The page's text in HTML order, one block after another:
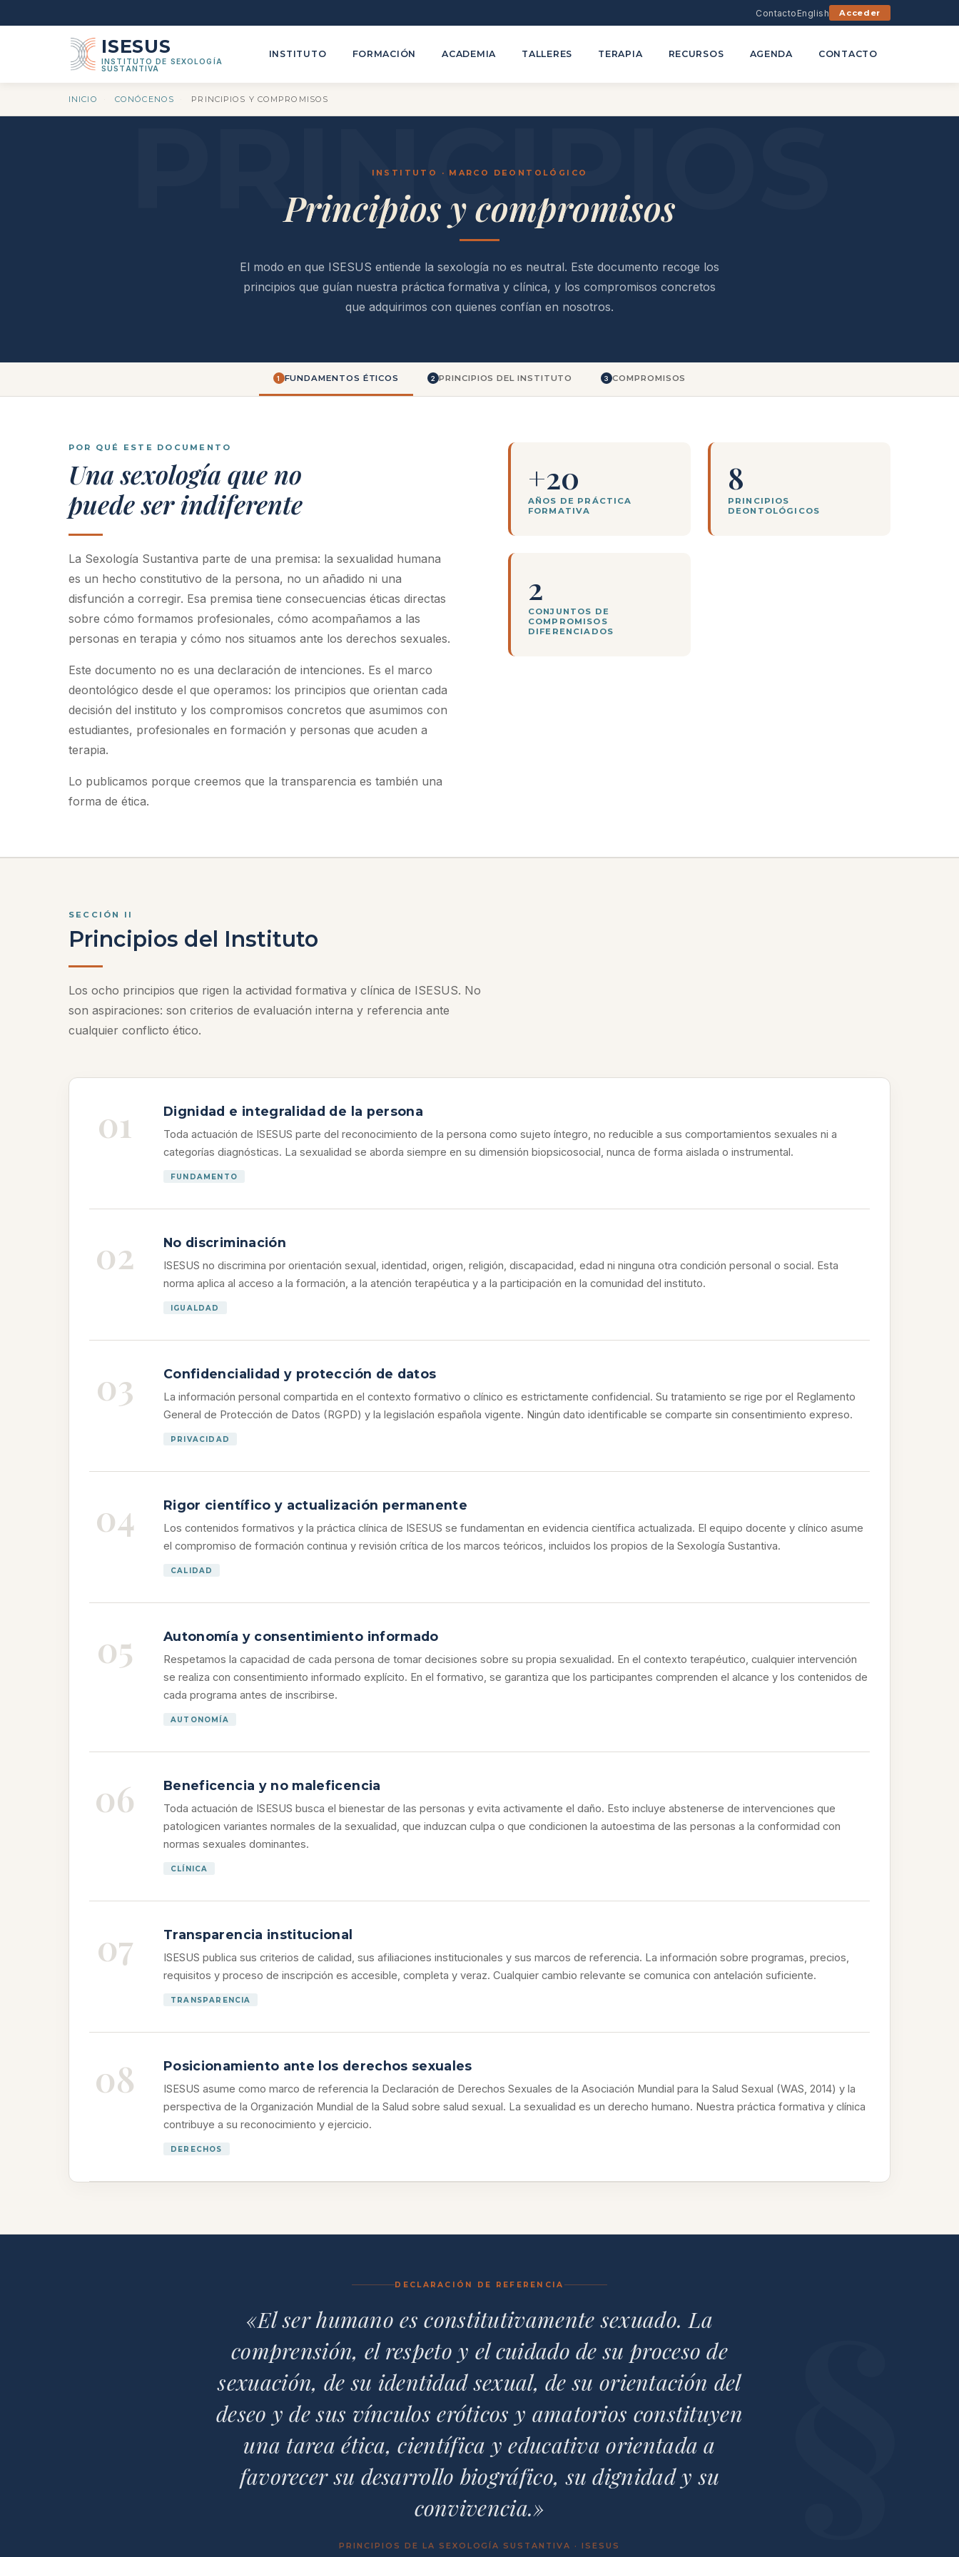
Contacto English Acceder
ISESUS
INSTITUTO DE SEXOLOGÍA
SUSTANTIVA
INSTITUTO FORMACIÓN ACADEMIA TALLERES TERAPIA RECURSOS AGENDA CONTACTO
INICIO CONÓCENOS PRINCIPIOS Y COMPROMISOS
INSTITUTO · MARCO DEONTOLÓGICO
Principios y compromisos
El modo en que ISESUS entiende la sexología no es neutral. Este documento recoge los
principios que guían nuestra práctica formativa y clínica, y los compromisos concretos
que adquirimos con quienes confían en nosotros.
1 FUNDAMENTOS ÉTICOS 2 PRINCIPIOS DEL INSTITUTO 3 COMPROMISOS
POR QUÉ ESTE DOCUMENTO
Una sexología que no
puede ser indiferente
La Sexología Sustantiva parte de una premisa: la sexualidad humana
es un hecho constitutivo de la persona, no un añadido ni una
disfunción a corregir. Esa premisa tiene consecuencias éticas directas
sobre cómo formamos profesionales, cómo acompañamos a las
personas en terapia y cómo nos situamos ante los derechos sexuales.
Este documento no es una declaración de intenciones. Es el marco
deontológico desde el que operamos: los principios que orientan cada
decisión del instituto y los compromisos concretos que asumimos con
estudiantes, profesionales en formación y personas que acuden a
terapia.
Lo publicamos porque creemos que la transparencia es también una
forma de ética.
+20
AÑOS DE PRÁCTICA
FORMATIVA
8
PRINCIPIOS
DEONTOLÓGICOS
2
CONJUNTOS DE
COMPROMISOS
DIFERENCIADOS
SECCIÓN II
Principios del Instituto
Los ocho principios que rigen la actividad formativa y clínica de ISESUS. No
son aspiraciones: son criterios de evaluación interna y referencia ante
cualquier conflicto ético.
01 Dignidad e integralidad de la persona
Toda actuación de ISESUS parte del reconocimiento de la persona como sujeto íntegro, no reducible a sus comportamientos sexuales ni a
categorías diagnósticas. La sexualidad se aborda siempre en su dimensión biopsicosocial, nunca de forma aislada o instrumental.
FUNDAMENTO
02 No discriminación
ISESUS no discrimina por orientación sexual, identidad, origen, religión, discapacidad, edad ni ninguna otra condición personal o social. Esta
norma aplica al acceso a la formación, a la atención terapéutica y a la participación en la comunidad del instituto.
IGUALDAD
03 Confidencialidad y protección de datos
La información personal compartida en el contexto formativo o clínico es estrictamente confidencial. Su tratamiento se rige por el Reglamento
General de Protección de Datos (RGPD) y la legislación española vigente. Ningún dato identificable se comparte sin consentimiento expreso.
PRIVACIDAD
04 Rigor científico y actualización permanente
Los contenidos formativos y la práctica clínica de ISESUS se fundamentan en evidencia científica actualizada. El equipo docente y clínico asume
el compromiso de formación continua y revisión crítica de los marcos teóricos, incluidos los propios de la Sexología Sustantiva.
CALIDAD
05 Autonomía y consentimiento informado
Respetamos la capacidad de cada persona de tomar decisiones sobre su propia sexualidad. En el contexto terapéutico, cualquier intervención
se realiza con consentimiento informado explícito. En el formativo, se garantiza que los participantes comprenden el alcance y los contenidos de
cada programa antes de inscribirse.
AUTONOMÍA
06 Beneficencia y no maleficencia
Toda actuación de ISESUS busca el bienestar de las personas y evita activamente el daño. Esto incluye abstenerse de intervenciones que
patologicen variantes normales de la sexualidad, que induzcan culpa o que condicionen la autoestima de las personas a la conformidad con
normas sexuales dominantes.
CLÍNICA
07 Transparencia institucional
ISESUS publica sus criterios de calidad, sus afiliaciones institucionales y sus marcos de referencia. La información sobre programas, precios,
requisitos y proceso de inscripción es accesible, completa y veraz. Cualquier cambio relevante se comunica con antelación suficiente.
TRANSPARENCIA
08 Posicionamiento ante los derechos sexuales
ISESUS asume como marco de referencia la Declaración de Derechos Sexuales de la Asociación Mundial para la Salud Sexual (WAS, 2014) y la
perspectiva de la Organización Mundial de la Salud sobre salud sexual. La sexualidad es un derecho humano. Nuestra práctica formativa y clínica
contribuye a su reconocimiento y ejercicio.
DERECHOS
DECLARACIÓN DE REFERENCIA
«El ser humano es constitutivamente sexuado. La
comprensión, el respeto y el cuidado de su proceso de
sexuación, de su identidad sexual, de su orientación del
deseo y de sus vínculos eróticos y amatorios constituyen
una tarea ética, científica y educativa orientada a
favorecer su desarrollo biográfico, su dignidad y su
convivencia.»
PRINCIPIOS DE LA SEXOLOGÍA SUSTANTIVA · ISESUS